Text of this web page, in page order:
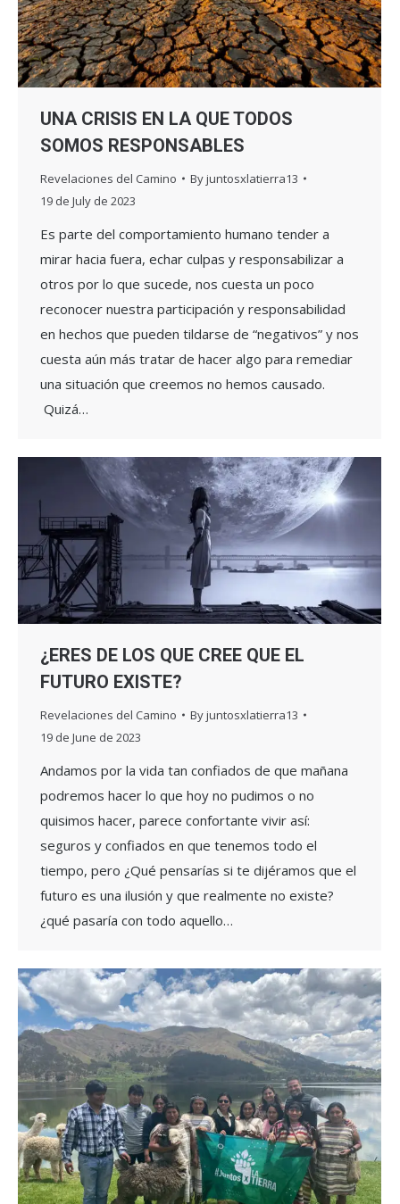
UNA CRISIS EN LA QUE TODOS
SOMOS RESPONSABLES
Revelaciones del Camino Byjuntosxlatierra13
19 de July de 2023
Es parte del comportamiento humano tender a
mirar hacia fuera, echar culpas y responsabilizar a
otros por lo que sucede, nos cuesta un poco
reconocer nuestra participación y responsabilidad
en hechos que pueden tildarse de “negativos” y nos
cuesta aún más tratar de hacer algo para remediar
una situación que creemos no hemos causado.
Quizá…
¿ERES DE LOS QUE CREE QUE EL
FUTURO EXISTE?
Revelaciones del Camino Byjuntosxlatierra13
19 de June de 2023
Andamos por la vida tan confiados de que mañana
podremos hacer lo que hoy no pudimos o no
quisimos hacer, parece confortante vivir así:
seguros y confiados en que tenemos todo el
tiempo, pero ¿Qué pensarías si te dijéramos que el
futuro es una ilusión y que realmente no existe?
¿qué pasaría con todo aquello…